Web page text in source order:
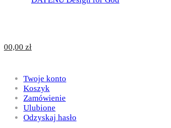
for
God
DAYENU
Design
00,00 zł
Twoje konto
Koszyk
Zamówienie
Ulubione
Odzyskaj hasło